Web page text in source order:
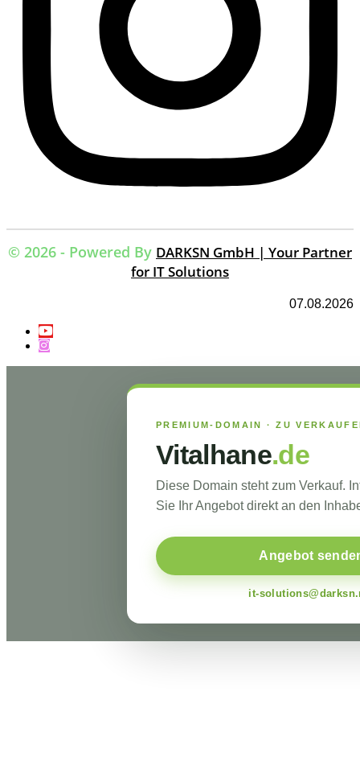
© 2026 - Powered By DARKSN GmbH | Your Partner
for IT Solutions
07.08.2026
PREMIUM-DOMAIN · ZU
Vitalhane.de
Diese Domain steht zum Verkauf.
Sie Ihr Angebot direkt an den
Angebot
it-